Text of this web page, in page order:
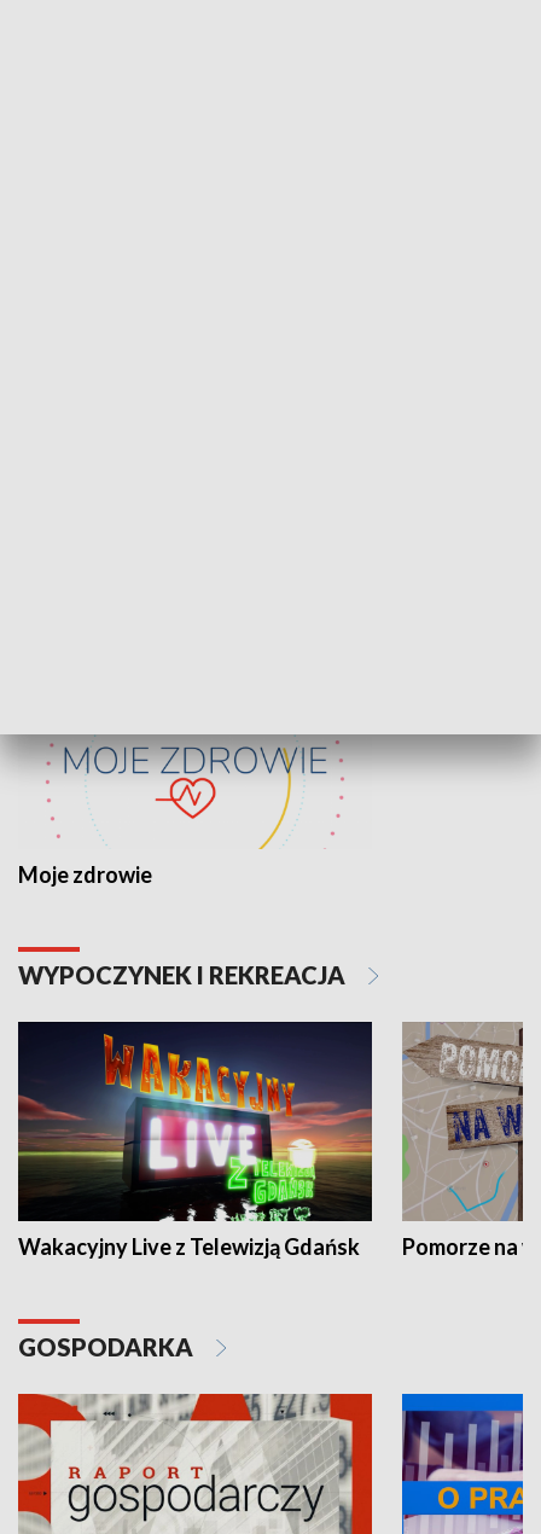
Moje zdrowie
WYPOCZYNEK I REKREACJA
Wakacyjny Live z Telewizją Gdańsk Pomorze na
GOSPODARKA